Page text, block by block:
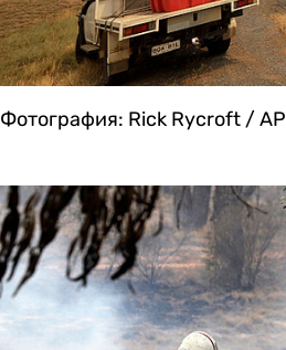
Фотография: Rick Rycroft / AP